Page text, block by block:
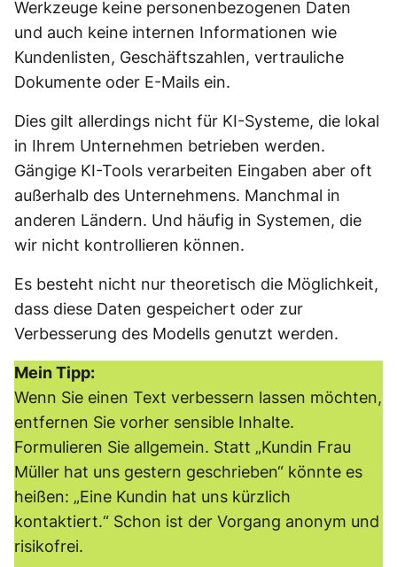
Werkzeuge keine personenbezogenen Daten
und auch keine internen Informationen wie
Kundenlisten, Geschäftszahlen, vertrauliche
Dokumente oder E-Mails ein.
Dies gilt allerdings nicht für KI-Systeme, die lokal
in Ihrem Unternehmen betrieben werden.
Gängige KI-Tools verarbeiten Eingaben aber oft
außerhalb des Unternehmens. Manchmal in
anderen Ländern. Und häufig in Systemen, die
wir nicht kontrollieren können.
Es besteht nicht nur theoretisch die Möglichkeit,
dass diese Daten gespeichert oder zur
Verbesserung des Modells genutzt werden.
Mein Tipp:
Wenn Sie einen Text verbessern lassen möchten,
entfernen Sie vorher sensible Inhalte.
Formulieren Sie allgemein. Statt „Kundin Frau
Müller hat uns gestern geschrieben“ könnte es
heißen: „Eine Kundin hat uns kürzlich
kontaktiert.“ Schon ist der Vorgang anonym und
risikofrei.